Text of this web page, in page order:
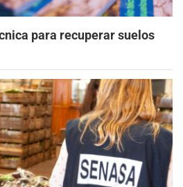
para recuperar suelos